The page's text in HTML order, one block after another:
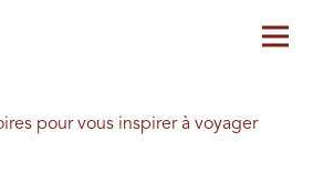
pour vous inspirer à voyager